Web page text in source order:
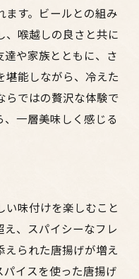
ます。ビールとの組み
、喉越しの良さと共に
や家族とともに、さ
堪能しながら、冷えた
らではの贅沢な体験で
、一層美味しく感じる
味付けを楽しむこと
、スパイシーなフレ
えられた唐揚げが増え
イスを使った唐揚げ